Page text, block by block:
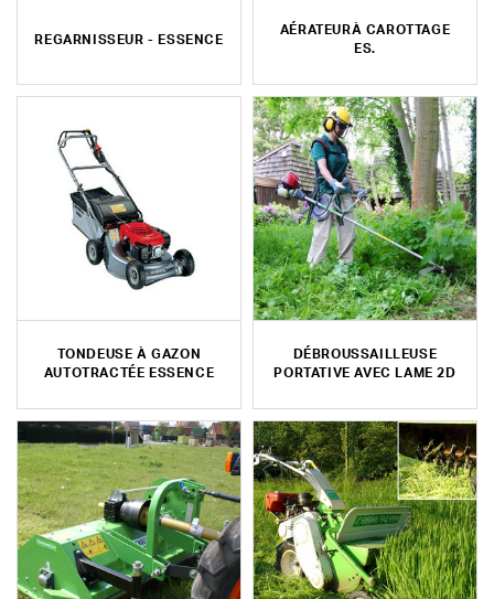
REGARNISSEUR - ESSENCE
AÉRATEURÀ CAROTTAGE
ES.
TONDEUSE À GAZON
AUTOTRACTÉE ESSENCE
DÉBROUSSAILLEUSE
PORTATIVE AVEC LAME 2D